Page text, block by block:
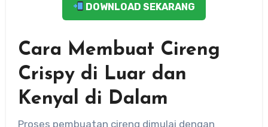
DOWNLOAD SEKARANG
Cara Membuat Cireng
Crispy di Luar dan
Kenyal di Dalam
Proses pembuatan cireng dimulai dengan